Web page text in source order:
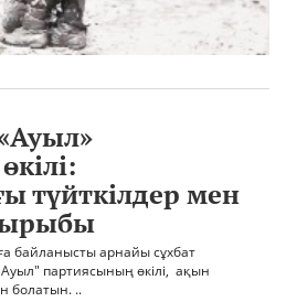
түйткілдер мен
байланысты арнайы сұхбат
партиясының өкілі, ақын
болатын. ..